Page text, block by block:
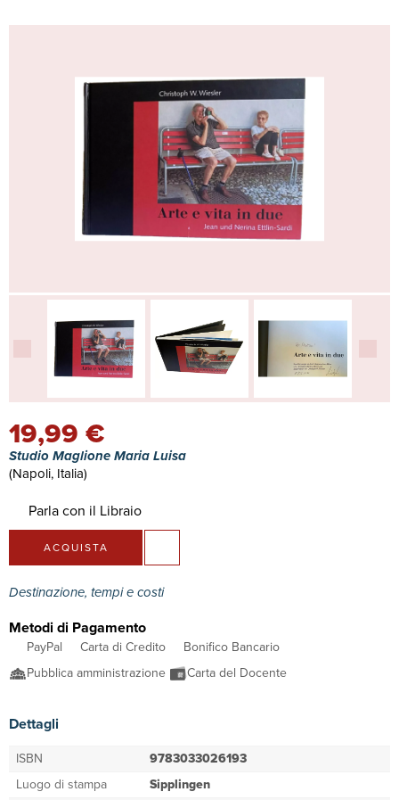
19,99 €
Studio Maglione Maria Luisa
(Napoli, Italia)
Parla con il Libraio
ACQUISTA
Destinazione, tempi e costi
Metodi di Pagamento
PayPal Carta di Credito
Bonifico Bancario
Pubblica amministrazione
Carta del Docente
Dettagli
ISBN
9783033026193
Luogo di stampa
Sipplingen